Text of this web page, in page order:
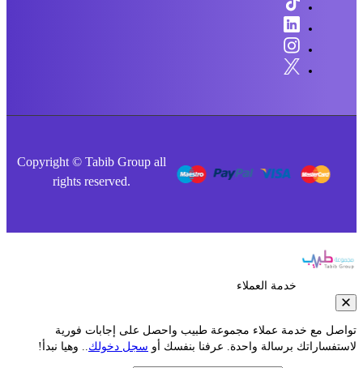
Copyright © Tabib Group all
rights reserved.
خدمة العملاء
خدمة عملاء مجموعة طبيب واحصل على إجابات فورية
برسالة واحدة. عرفنا بنفسك أوسجل دخولك .. وهيا نبدأ!